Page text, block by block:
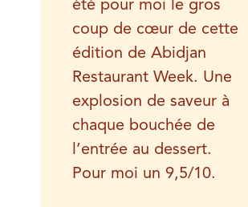
été pour moi le gros
coup de cœur de cette
édition de Abidjan
Restaurant Week. Une
explosion de saveur à
chaque bouchée de
l’entrée au dessert.
Pour moi un 9,5/10.